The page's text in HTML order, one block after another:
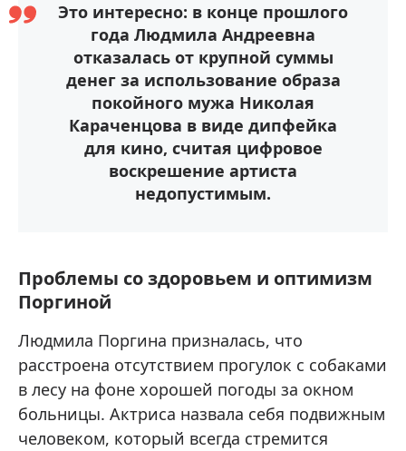
Это интересно: в конце прошлого
года Людмила Андреевна
отказалась от крупной суммы
денег за использование образа
покойного мужа Николая
Караченцова в виде дипфейка
для кино, считая цифровое
воскрешение артиста
недопустимым.
Проблемы со здоровьем и оптимизм
Поргиной
Людмила Поргина призналась, что
расстроена отсутствием прогулок с собаками
в лесу на фоне хорошей погоды за окном
больницы. Актриса назвала себя подвижным
человеком, который всегда стремится